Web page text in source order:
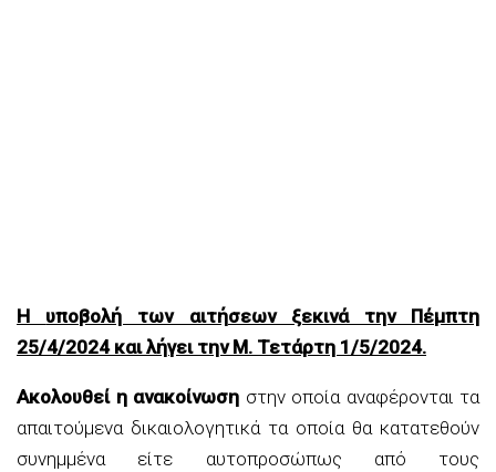
Η υποβολή των αιτήσεων ξεκινά την Πέμπτη
25/4/2024 και λήγει την Μ. Τετάρτη 1/5/2024.
Ακολουθεί η ανακοίνωση στην οποία αναφέρονται τα
απαιτούμενα δικαιολογητικά τα οποία θα κατατεθούν
συνημμένα είτε αυτοπροσώπως από τους